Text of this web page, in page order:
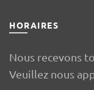
HORAIRES
Nous recevons
Veuillez nous